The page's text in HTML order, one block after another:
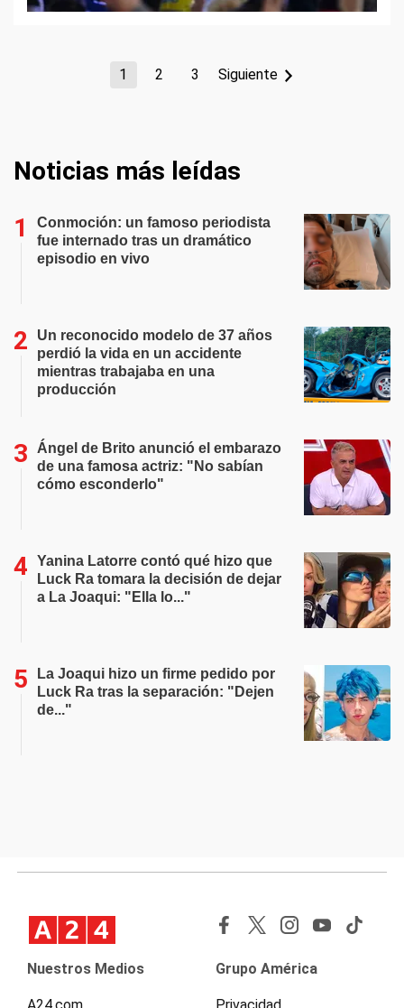
1 2 3 Siguiente
Noticias más leídas
Conmoción: un famoso periodista
fue internado tras un dramático
episodio en vivo
Un reconocido modelo de 37 años
perdió la vida en un accidente
mientras trabajaba en una
producción
Ángel de Brito anunció el embarazo
de una famosa actriz: "No sabían
cómo esconderlo"
Yanina Latorre contó qué hizo que
Luck Ra tomara la decisión de dejar
a La Joaqui: "Ella lo..."
La Joaqui hizo un firme pedido por
Luck Ra tras la separación: "Dejen
de..."
Nuestros Medios Grupo América